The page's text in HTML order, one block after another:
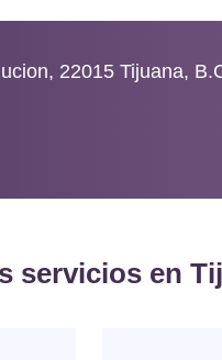
22015 Tijuana,
servicios en